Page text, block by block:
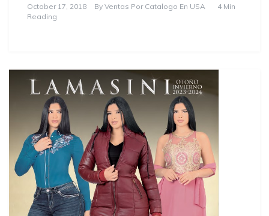
October 17, 2018 By Ventas Por Catalogo En USA
4 Min
Reading